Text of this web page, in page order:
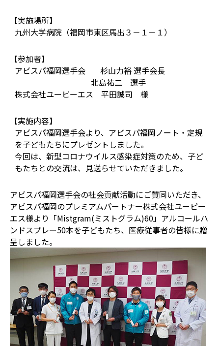
【実施場所】
九州大学病院（福岡市東区馬出３－１－１）
【参加者】
アビスパ福岡選手会
杉山力裕 選手会長
北島祐二 選手
株式会社ユーピーエス 平田誠司 様
【実施内容】
アビスパ福岡選手会より、アビスパ福岡ノート・定規
を子どもたちにプレゼントしました。
今回は、新型コロナウイルス感染症対策のため、子ど
もたちとの交流は、見送らせていただきました。
アビスパ福岡選手会の社会貢献活動にご賛同いただき、
アビスパ福岡のプレミアムパートナー株式会社ユーピー
エス様より「Mistgram(ミストグラム)60」アルコールハ
ンドスプレー50本を子どもたち、医療従事者の皆様に贈
呈しました。